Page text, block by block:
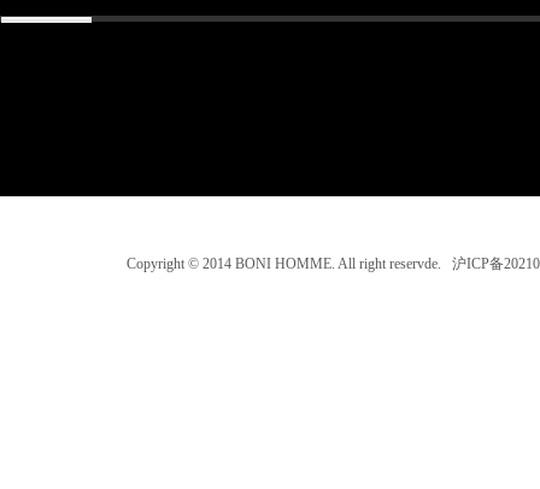
Copyright © 2014 BONI HOMME. All right reservde. 沪ICP备